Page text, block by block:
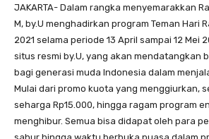
JAKARTA- Dalam rangka menyemarakkan
M, by.U menghadirkan program Teman Hari
2021 selama periode 13 April sampai 12 Mei
situs resmi by.U, yang akan mendatangkan
bagi generasi muda Indonesia dalam
Mulai dari promo kuota yang menggiurkan,
seharga Rp15.000, hingga ragam program
menghibur. Semua bisa didapat oleh para